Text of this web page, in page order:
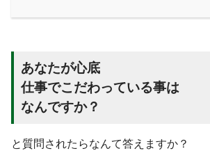
あなたが心底
仕事でこだわっている事は
なんですか？
と質問されたらなんて答えますか？